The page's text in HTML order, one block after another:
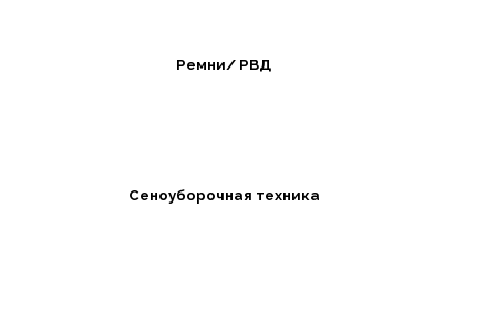
Ремни/ РВД
Сеноуборочная техника